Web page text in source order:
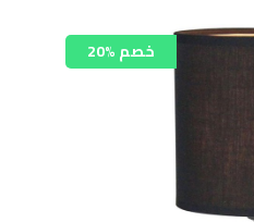
20% خصم